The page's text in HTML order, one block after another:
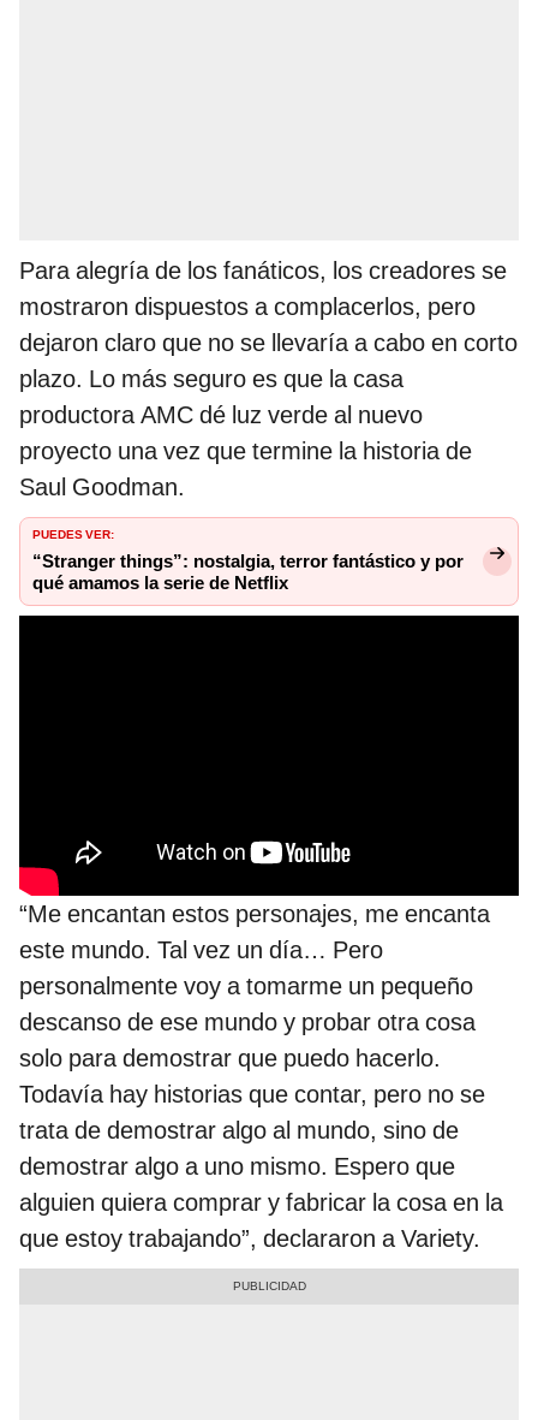
Para alegría de los fanáticos, los creadores se
mostraron dispuestos a complacerlos, pero
dejaron claro que no se llevaría a cabo en corto
plazo. Lo más seguro es que la casa
productora AMC dé luz verde al nuevo
proyecto una vez que termine la historia de
Saul Goodman.
PUEDES VER:
“Stranger things”: nostalgia, terror fantástico y por
qué amamos la serie de Netflix
“Me encantan estos personajes, me encanta
este mundo. Tal vez un día… Pero
personalmente voy a tomarme un pequeño
descanso de ese mundo y probar otra cosa
solo para demostrar que puedo hacerlo.
Todavía hay historias que contar, pero no se
trata de demostrar algo al mundo, sino de
demostrar algo a uno mismo. Espero que
alguien quiera comprar y fabricar la cosa en la
que estoy trabajando”, declararon a Variety.